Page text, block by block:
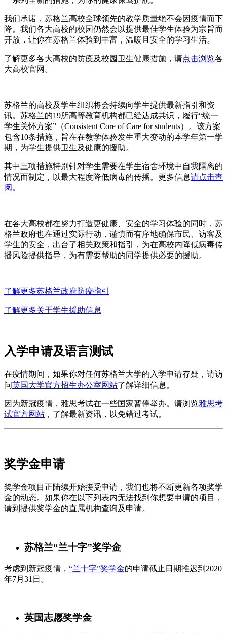
我们承诺，苏格兰高校全球领先的教学质量绝不会因疫情而下
降。我们各大高校的校园仍然会以提供最佳学生体验为宗旨而
开放，让你在苏格兰体验到丰富，温暖且安全的学习生活。
了解更多各大高校的防疫及校园卫生健康措施，请点击浏览各
大高校官网。
苏格兰的高校及学生组织将会持续向学生提供最新指引和资
讯。苏格兰的19所高等教育机构都已经达成共识，履行“统一
学生关怀方案”（Consistent Core of Care for students）。该方案
包含10条措施，旨在在教学体验发生重大变动的本学年第一学
期，为学生提供卫生及健康的援助。
其中三项措施特别针对学生需要在学生宿舍环境中自我隔离的
情况而制定，以最大程度降低病毒的传播。更多信息请点击查
阅 。
在各大高校都在努力打造更健康、安全的学习体验的同时，苏
格兰政府也在通过实际行动，谨慎而有序地确保市民、访客及
学生的安全，出台了相关政策和指引，为在高校内降低病毒传
播风险提供指导，为有需要帮助的同学提供必要的援助。
了解更多苏格兰政府防疫指引
了解更多关于学生援助信息
入学申请及语言测试
在疫情期间，如果你对任何苏格兰大学的入学申请存疑，请访
问英国大学官方招生办公室网站了解详细信息。
因为新冠疫情，雅思考试在一些国家暂停举办。请浏览雅思考
试官方网站 ，了解最新资讯，以免错过考试。
奖学金申请
奖学金项目正陆续开始接受申请，我们也将不断更新各项奖学
金的动态。如果你在以下列表内无法找到你想要申请的项目，
请到提供奖学金的直属机构查询及申请。
苏格兰“兰十字”奖学金
考虑到新冠疫情， “兰十字”奖学金的申请截止日期推迟到2020
年7月31日。
英国志愿奖学金